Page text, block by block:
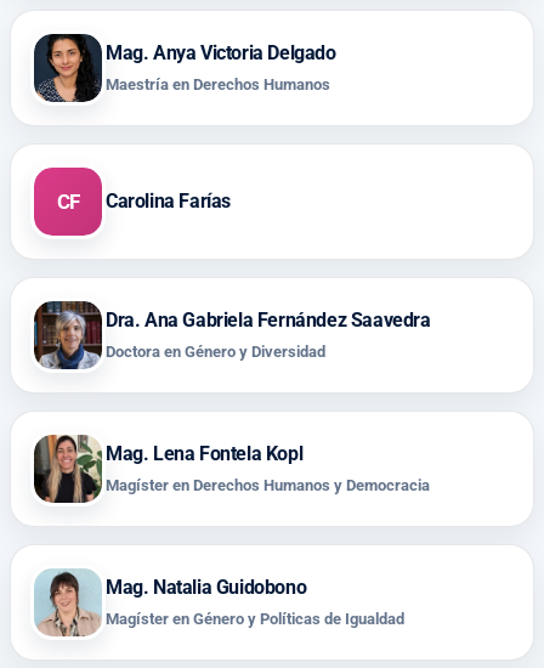
Mag. Anya Victoria Delgado
Maestría en Derechos Humanos
CF Carolina Farías
Dra. Ana Gabriela Fernández Saavedra
Doctora en Género y Diversidad
Mag. Lena Fontela Kopl
Magíster en Derechos Humanos y Democracia
Mag. Natalia Guidobono
Magíster en Género y Políticas de Igualdad